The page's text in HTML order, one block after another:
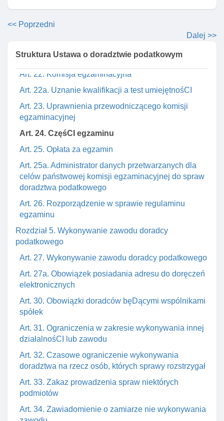
<< Poprzedni
Dalej >>
Struktura Ustawa o doradztwie podatkowym
Art. 20. Zakres egzaminu na doradcę podatkowego
podatkowego
Art. 22. Komisja egzaminacyjna
Art. 22a. Uznanie kwalifikacji a test umiejętnośCI
Art. 23. Uprawnienia przewodniczącego komisji
egzaminacyjnej
Art. 24. CzęśCI egzaminu
Art. 25. Opłata za egzamin
Art. 25a. Administrator danych przetwarzanych dla
celów państwowej komisji egzaminacyjnej do spraw
doradztwa podatkowego
Art. 26. Rozporządzenie w sprawie regulaminu
egzaminu
Rozdział 5. Wykonywanie zawodu doradcy
podatkowego
Art. 27. Wykonywanie zawodu doradcy podatkowego
Art. 27a. Obowiązek posiadania adresu do doręczeń
elektronicznych
Art. 30. Obowiązki doradców bęDącymi wspólnikami
spółek
Art. 31. Ograniczenia w zakresie wykonywania innej
działalnośCI lub zawodu
Art. 32. Czasowe ograniczenie wykonywania
doradztwa na rzecz osób, których sprawy rozstrzygał
Art. 33. Zakaz prowadzenia spraw niektórych
podmiotów
Art. 34. Zawiadomienie o zamiarze nie wykonywania